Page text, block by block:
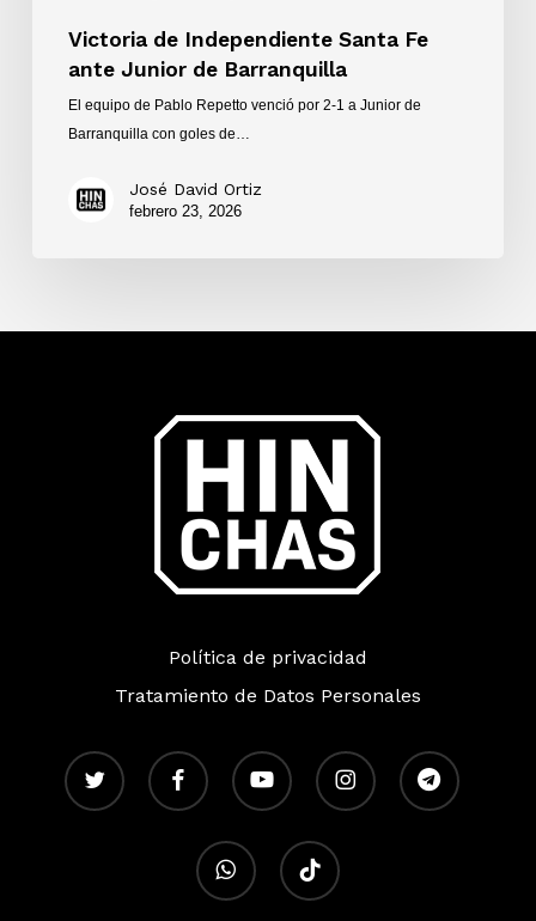
Victoria de Independiente Santa Fe
ante Junior de Barranquilla
El equipo de Pablo Repetto venció por 2-1 a Junior de
Barranquilla con goles de…
José David Ortiz
febrero 23, 2026
Política de privacidad
Tratamiento de Datos Personales
twitter facebook youtube instagram telegram
whatsapp tiktok